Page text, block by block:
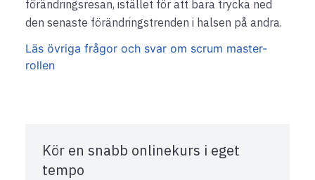
förändringsresan, istället för att bara trycka ned
den senaste förändringstrenden i halsen på andra.
Läs övriga frågor och svar om scrum master-
rollen
Kör en snabb onlinekurs i eget
tempo